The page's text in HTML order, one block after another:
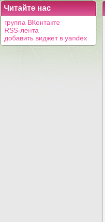
Читайте нас
группа ВКонтакте
RSS-лента
добавить виджет в yandex